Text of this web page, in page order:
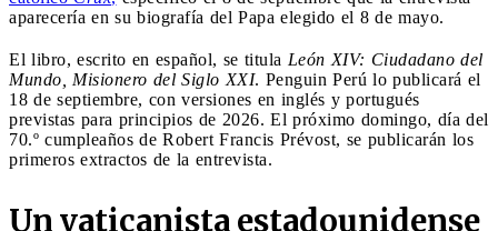
aparecería en su biografía del Papa elegido el 8 de mayo.
El libro, escrito en español, se titula León XIV: Ciudadano del
Mundo, Misionero del Siglo XXI. Penguin Perú lo publicará el
18 de septiembre, con versiones en inglés y portugués
previstas para principios de 2026. El próximo domingo, día del
70.º cumpleaños de Robert Francis Prévost, se publicarán los
primeros extractos de la entrevista.
Un vaticanista estadounidense